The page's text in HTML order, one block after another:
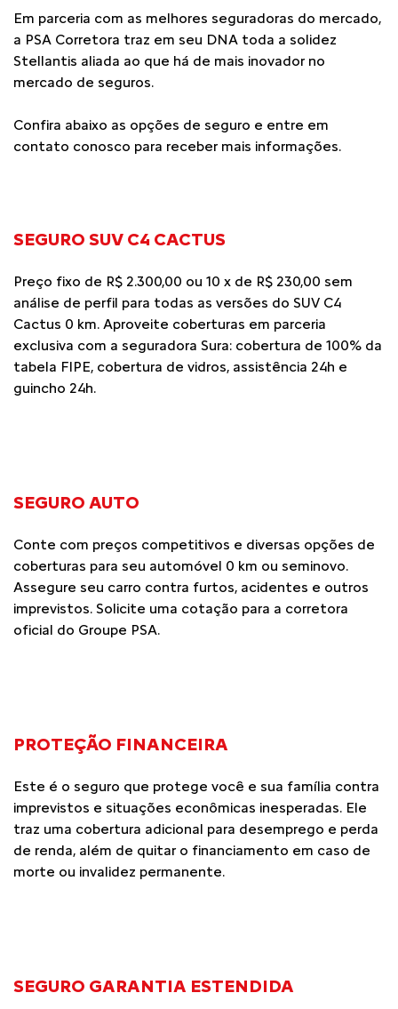
Em parceria com as melhores seguradoras do mercado,
a PSA Corretora traz em seu DNA toda a solidez
Stellantis aliada ao que há de mais inovador no
mercado de seguros.
Confira abaixo as opções de seguro e entre em
contato conosco para receber mais informações.
SEGURO SUV C4 CACTUS
Preço fixo de R$ 2.300,00 ou 10 x de R$ 230,00 sem
análise de perfil para todas as versões do SUV C4
Cactus 0 km. Aproveite coberturas em parceria
exclusiva com a seguradora Sura: cobertura de 100% da
tabela FIPE, cobertura de vidros, assistência 24h e
guincho 24h.
SEGURO AUTO
Conte com preços competitivos e diversas opções de
coberturas para seu automóvel 0 km ou seminovo.
Assegure seu carro contra furtos, acidentes e outros
imprevistos. Solicite uma cotação para a corretora
oficial do Groupe PSA.
PROTEÇÃO FINANCEIRA
Este é o seguro que protege você e sua família contra
imprevistos e situações econômicas inesperadas. Ele
traz uma cobertura adicional para desemprego e perda
de renda, além de quitar o financiamento em caso de
morte ou invalidez permanente.
SEGURO GARANTIA ESTENDIDA